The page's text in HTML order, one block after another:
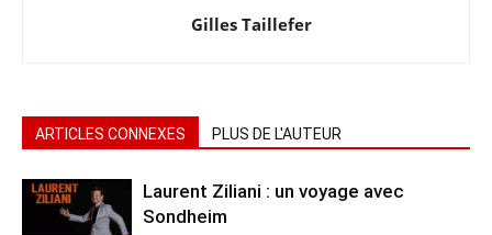
Gilles Taillefer
ARTICLES CONNEXES PLUS DE L'AUTEUR
Laurent Ziliani : un voyage avec
Sondheim